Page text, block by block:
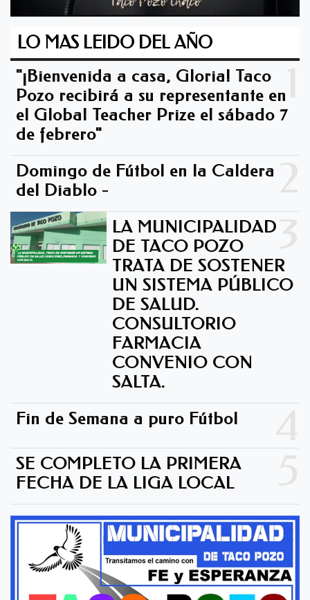
LO MAS LEIDO DEL AÑO
"¡Bienvenida a casa, Gloria! Taco
Pozo recibirá a su representante en
el Global Teacher Prize el sábado 7
de febrero"
Domingo de Fútbol en la Caldera
del Diablo -
LA MUNICIPALIDAD
DE TACO POZO
TRATA DE SOSTENER
UN SISTEMA PÚBLICO
DE SALUD.
CONSULTORIO
FARMACIA
CONVENIO CON
SALTA.
Fin de Semana a puro Fútbol
SE COMPLETO LA PRIMERA
FECHA DE LA LIGA LOCAL